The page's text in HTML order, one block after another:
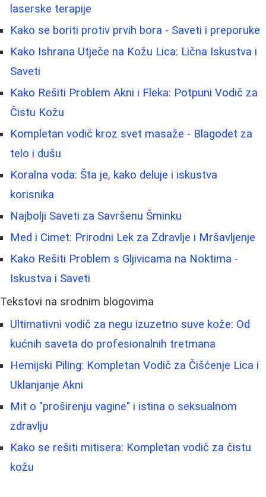
laserske terapije
Kako se boriti protiv prvih bora - Saveti i preporuke
Kako Ishrana Utječe na Kožu Lica: Lična Iskustva i
Saveti
Kako Rešiti Problem Akni i Fleka: Potpuni Vodič za
Čistu Kožu
Kompletan vodič kroz svet masaže - Blagodet za
telo i dušu
Koralna voda: Šta je, kako deluje i iskustva
korisnika
Najbolji Saveti za Savršenu Šminku
Med i Cimet: Prirodni Lek za Zdravlje i Mršavljenje
Kako Rešiti Problem s Gljivicama na Noktima -
Iskustva i Saveti
Tekstovi na srodnim blogovima
Ultimativni vodič za negu izuzetno suve kože: Od
kućnih saveta do profesionalnih tretmana
Hemijski Piling: Kompletan Vodič za Čišćenje Lica i
Uklanjanje Akni
Mit o "proširenju vagine" i istina o seksualnom
zdravlju
Kako se rešiti mitisera: Kompletan vodič za čistu
kožu